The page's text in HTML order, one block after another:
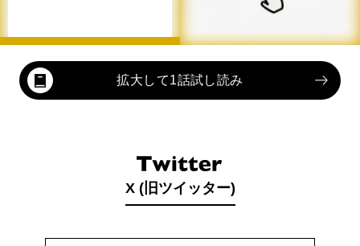
拡大して1話試し読み
X (旧ツイッター)